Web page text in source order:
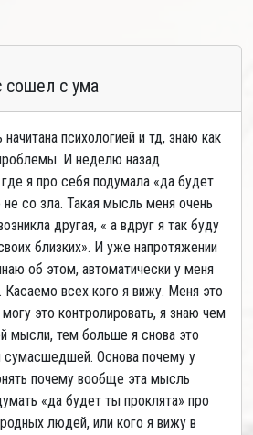
сошел с ума
психологией и тд, знаю как
И неделю назад
я про себя подумала «да будет
не со зла. Такая мысль меня очень
другая, « а вдруг я так буду
близких». И уже напротяжении
об этом, автоматически у меня
всех кого я вижу. Меня это
это контролировать, я знаю чем
мысли, тем больше я снова это
Основа почему у
почему вообще эта мысль
«да будет ты проклята» про
людей, или кого я вижу в